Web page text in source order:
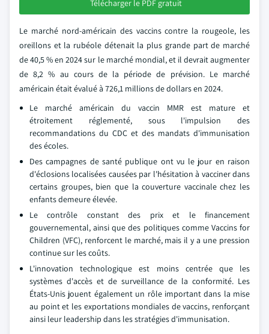
Télécharger le PDF gratuit
Le marché nord-américain des vaccins contre la rougeole, les
oreillons et la rubéole détenait la plus grande part de marché
de 40,5 % en 2024 sur le marché mondial, et il devrait augmenter
de 8,2 % au cours de la période de prévision. Le marché
américain était évalué à 726,1 millions de dollars en 2024.
Le marché américain du vaccin MMR est mature et
étroitement réglementé, sous l'impulsion des
recommandations du CDC et des mandats d'immunisation
des écoles.
Des campagnes de santé publique ont vu le jour en raison
d'éclosions localisées causées par l'hésitation à vacciner dans
certains groupes, bien que la couverture vaccinale chez les
enfants demeure élevée.
Le contrôle constant des prix et le financement
gouvernemental, ainsi que des politiques comme Vaccins for
Children (VFC), renforcent le marché, mais il y a une pression
continue sur les coûts.
L'innovation technologique est moins centrée que les
systèmes d'accès et de surveillance de la conformité. Les
États-Unis jouent également un rôle important dans la mise
au point et les exportations mondiales de vaccins, renforçant
ainsi leur leadership dans les stratégies d'immunisation.